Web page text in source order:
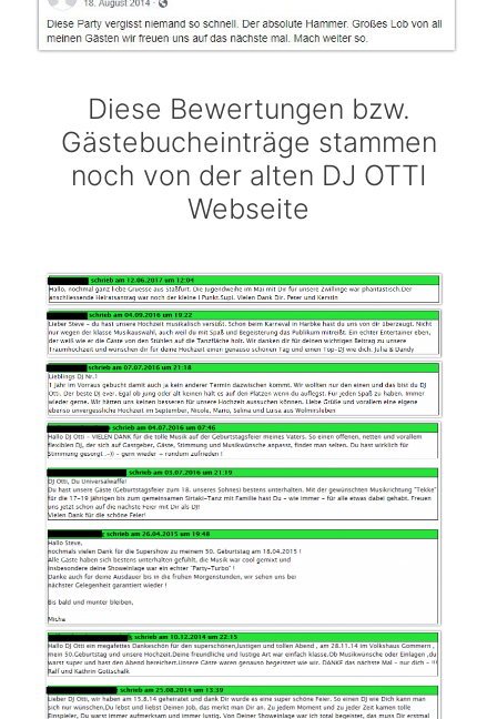
Diese Bewertungen bzw.
Gästebucheinträge stammen
noch von der alten DJ OTTI
Webseite